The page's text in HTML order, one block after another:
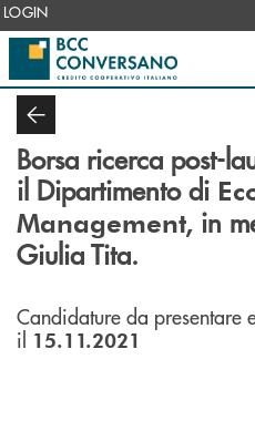
Salta al contenuto principale
LOGIN
Borsa ricerca post-
il Dipartimento di
Management, in
Giulia Tita.
Candidature da presentare
il 15.11.2021